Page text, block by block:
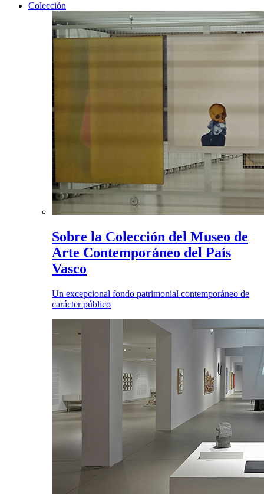
Colección
Sobre la Colección del Museo de
Arte Contemporáneo del País
Vasco
Un excepcional fondo patrimonial contemporáneo de
carácter público